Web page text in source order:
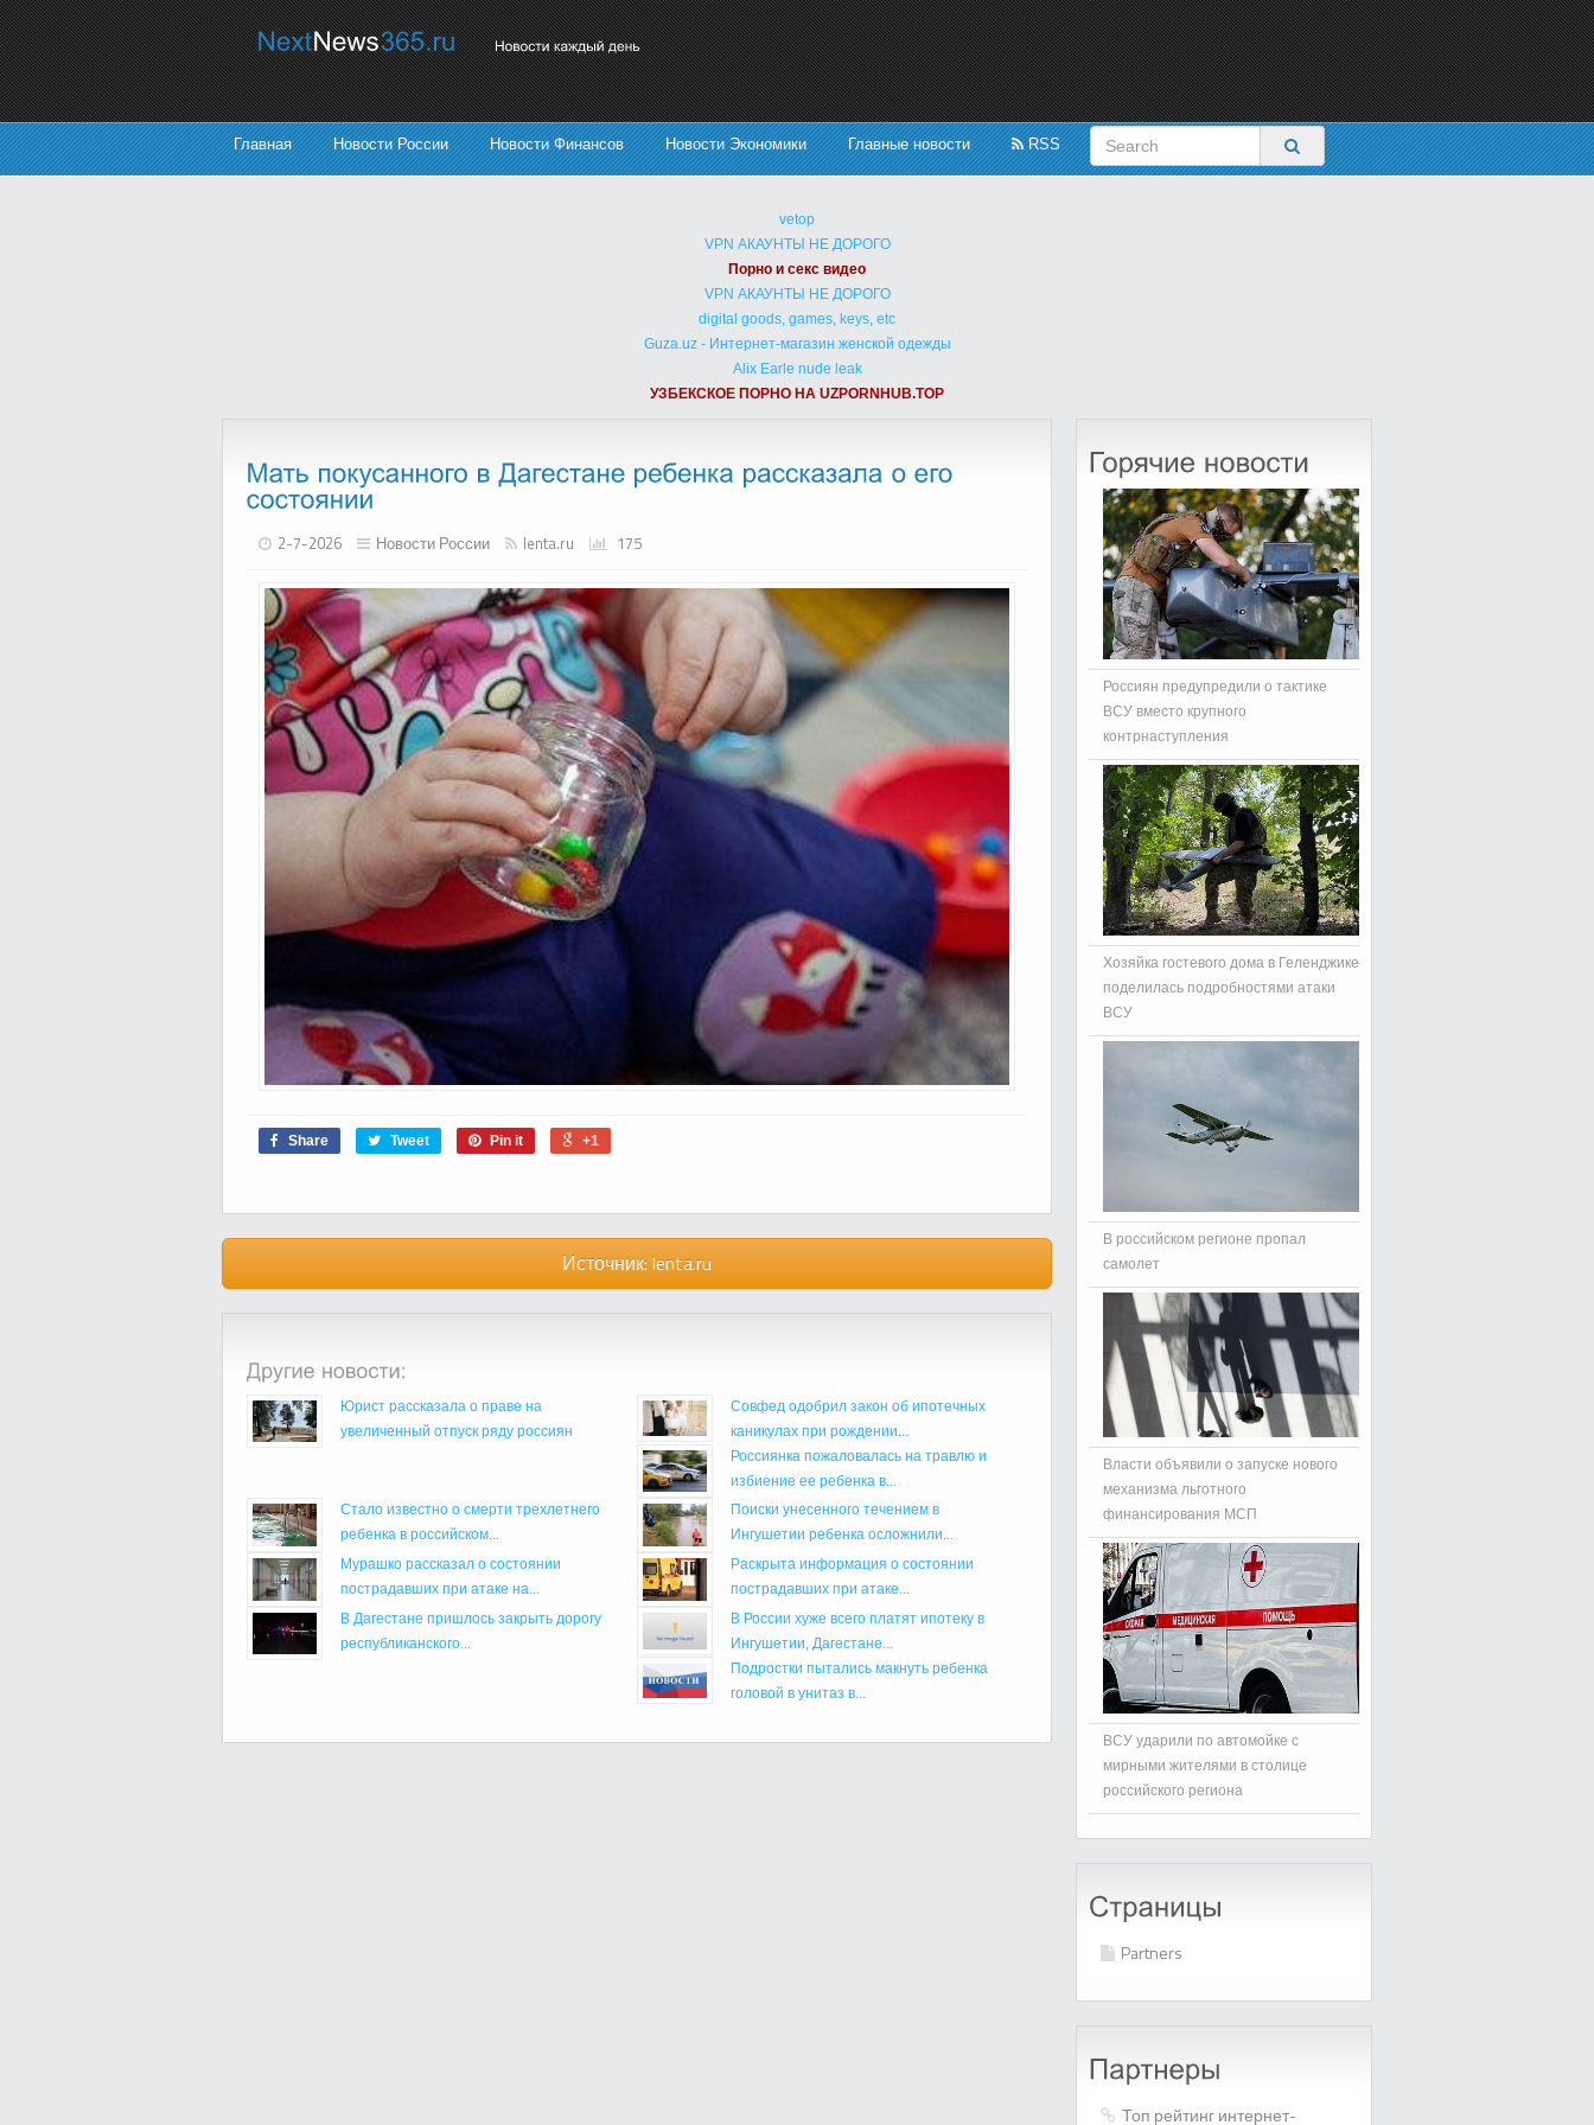
Главная Новости России Новости Финансов Новости Экономики Главные новости RSS
vetop
VPN АКАУНТЫ НЕ ДОРОГО
Порно и секс видео
VPN АКАУНТЫ НЕ ДОРОГО
digital goods, games, keys, etc
Guza.uz - Интернет-магазин женской одежды
Alix Earle nude leak
УЗБЕКСКОЕ ПОРНО НА UZPORNHUB.TOP
2-7-2026 Новости России lenta.ru 175
Share Tweet Pin it +1
Источник: lenta.ru
Юрист рассказала о праве на
увеличенный отпуск ряду россиян
Совфед одобрил закон об ипотечных
каникулах при рождении...
Россиянка пожаловалась на травлю и
избиение ее ребенка в...
Стало известно о смерти трехлетнего
ребенка в российском...
Поиски унесенного течением в
Ингушетии ребенка осложнили...
Мурашко рассказал о состоянии
пострадавших при атаке на...
Раскрыта информация о состоянии
пострадавших при атаке...
В Дагестане пришлось закрыть дорогу
республиканского...
В России хуже всего платят ипотеку в
Ингушетии, Дагестане...
Подростки пытались макнуть ребенка
головой в унитаз в...
Россиян предупредили о тактике
ВСУ вместо крупного
контрнаступления
Хозяйка гостевого дома в Геленджике
поделилась подробностями атаки
ВСУ
В российском регионе пропал
самолет
Власти объявили о запуске нового
механизма льготного
финансирования МСП
ВСУ ударили по автомойке с
мирными жителями в столице
российского региона
Partners
Топ рейтинг интернет-